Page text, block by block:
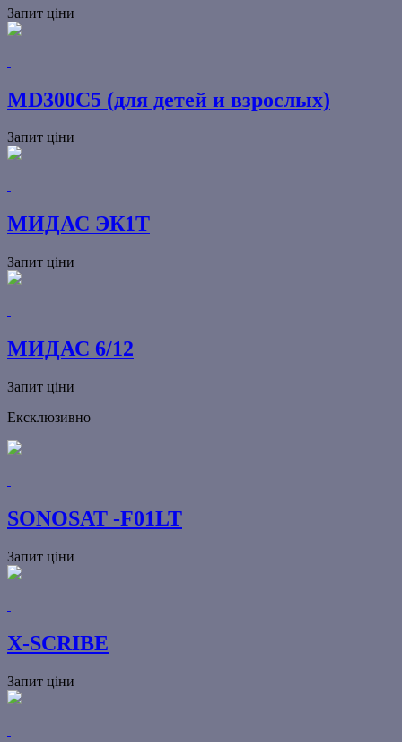
Запит ціни
MD300C5 (для детей и взрослых)
Запит ціни
МИДАС ЭК1Т
Запит ціни
МИДАС 6/12
Запит ціни
Ексклюзивно
SONOSAT -F01LT
Запит ціни
X-SCRIBE
Запит ціни